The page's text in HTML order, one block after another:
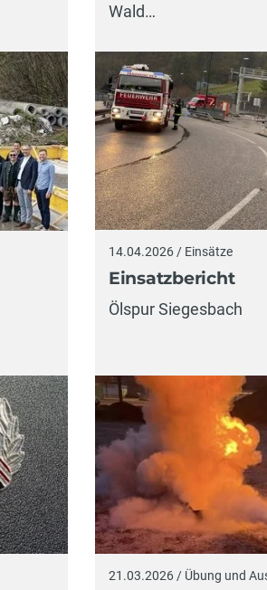
Wald…
14.04.2026 / Einsätze
Einsatzbericht
Ölspur Siegesbach
21.03.2026 / Übung und